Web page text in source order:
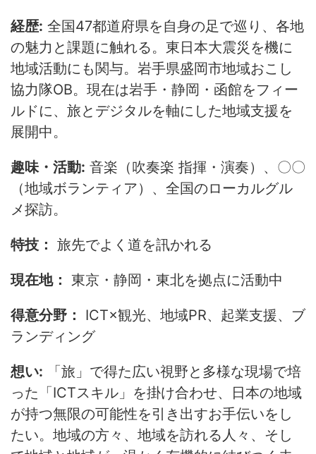
経歴: 全国47都道府県を自身の足で巡り、各地
の魅力と課題に触れる。東日本大震災を機に
地域活動にも関与。岩手県盛岡市地域おこし
協力隊OB。現在は岩手・静岡・函館をフィー
ルドに、旅とデジタルを軸にした地域支援を
展開中。
趣味・活動: 音楽（吹奏楽 指揮・演奏）、〇〇
（地域ボランティア）、全国のローカルグル
メ探訪。
特技： 旅先でよく道を訊かれる
現在地： 東京・静岡・東北を拠点に活動中
得意分野：
ICT×観光、地域PR、起業支援、ブ
ランディング
想い: 「旅」で得た広い視野と多様な現場で培
った「ICTスキル」を掛け合わせ、日本の地域
が持つ無限の可能性を引き出すお手伝いをし
たい。地域の方々、地域を訪れる人々、そし